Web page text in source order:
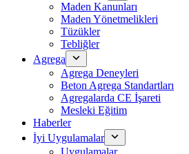
Maden Kanunları
Maden Yönetmelikleri
Tüzükler
Tebliğler
Agrega
Agrega Deneyleri
Beton Agrega Standartları
Agregalarda CE İşareti
Mesleki Eğitim
Haberler
İyi Uygulamalar
Uygulamalar